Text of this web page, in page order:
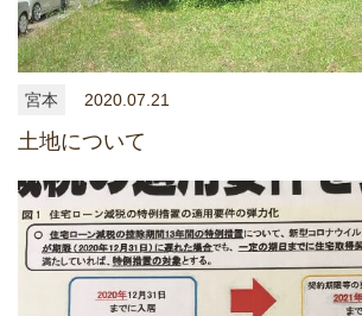
宮本 2020.07.21
土地について